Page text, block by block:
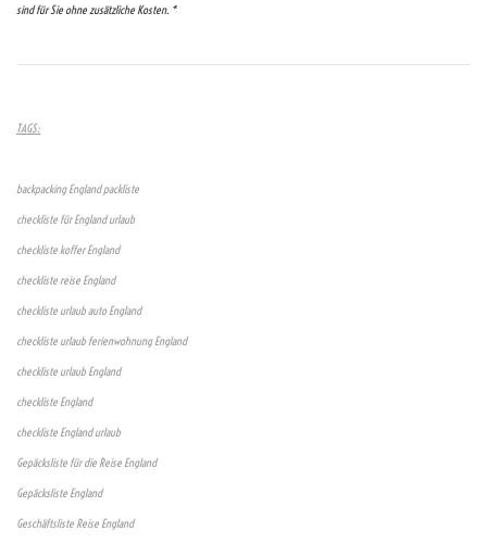
sind für Sie ohne zusätzliche Kosten. *
TAGS:
backpacking England packliste
checkliste für England urlaub
checkliste koffer England
checkliste reise England
checkliste urlaub auto England
checkliste urlaub ferienwohnung England
checkliste urlaub England
checkliste England
checkliste England urlaub
Gepäcksliste für die Reise England
Gepäcksliste England
Geschäftsliste Reise England